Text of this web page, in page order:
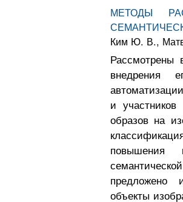
МЕТОДЫ
Ким Ю. В.,
Рассмотрены
внедрения
и
образов на
повышения
предложено
объекты